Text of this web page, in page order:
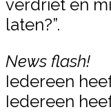
verdriet en
laten?”.
News flash!
Iedereen
Iedereen